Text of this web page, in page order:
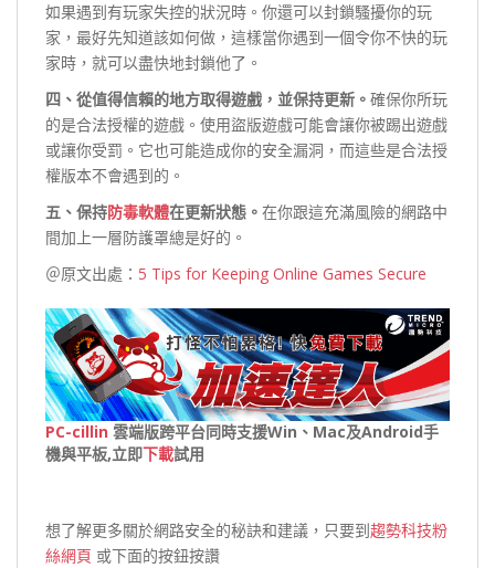
如果遇到有玩家失控的狀況時。你還可以封鎖騷擾你的玩
家，最好先知道該如何做，這樣當你遇到一個令你不快的玩
家時，就可以盡快地封鎖他了。
四、從值得信賴的地方取得遊戲，並保持更新。 確保你所玩
的是合法授權的遊戲。使用盜版遊戲可能會讓你被踢出遊戲
或讓你受罰。它也可能造成你的安全漏洞，而這些是合法授
權版本不會遇到的。
五、保持防毒軟體在更新狀態。 在你跟這充滿風險的網路中
間加上一層防護罩總是好的。
＠原文出處： 5 Tips for Keeping Online Games Secure
PC-cillin 雲端版跨平台同時支援Win、Mac及Android手
機與平板,立即下載試用
想了解更多關於網路安全的秘訣和建議，只要到趨勢科技粉
絲網頁 或下面的按鈕按讚